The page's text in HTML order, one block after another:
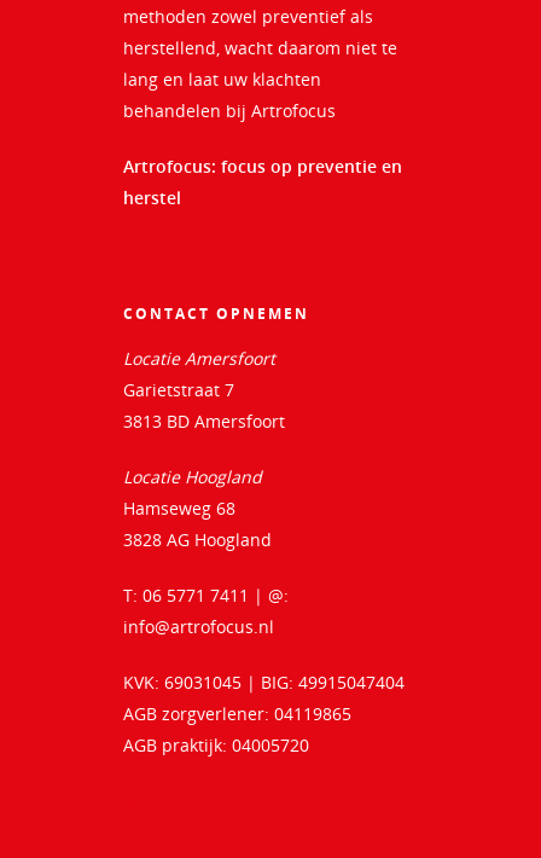
methoden zowel preventief als
herstellend, wacht daarom niet te
lang en laat uw klachten
behandelen bij Artrofocus
Artrofocus: focus op preventie en
herstel
CONTACT OPNEMEN
Locatie Amersfoort
Garietstraat 7
3813 BD Amersfoort
Locatie Hoogland
Hamseweg 68
3828 AG Hoogland
T: 06 5771 7411 | @:
info@artrofocus.nl
KVK: 69031045 | BIG: 49915047404
AGB zorgverlener: 04119865
AGB praktijk: 04005720